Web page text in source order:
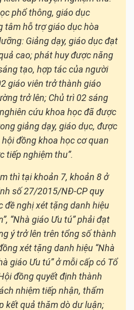
phổ thông, giáo dục
tâm hỗ trợ giáo dục hòa
Giảng dạy, giáo dục đạt
cao; phát huy được năng
tạo, hợp tác của người
giáo viên trở thành giáo
trở lên; Chủ trì 02 sáng
cứu khoa học đã được
giảng dạy, giáo dục, được
đồng khoa học cơ quan
tiếp nghiệm thu”.
thì tại khoản 7, khoản 8 ở
số 27/2015/NĐ-CP quy
đề nghị xét tặng danh hiệu
“Nhà giáo Ưu tú” phải đạt
ý trở lên trên tổng số thành
xét tặng danh hiệu “Nhà
giáo Ưu tú” ở mỗi cấp có Tổ
đồng quyết định thành
nhiệm tiếp nhận, thẩm
kết quả thăm dò dư luận;